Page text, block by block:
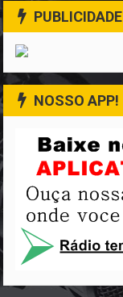
PUBLICIDADE
NOSSO APP!